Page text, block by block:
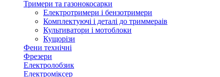
Тримери та газонокосарки
Електротримери і бензотримери
Комплектуючі і деталі до триммераів
Культиватори і мотоблоки
Кущорізи
Фени технічні
Фрезери
Електролобзик
Електроміксер